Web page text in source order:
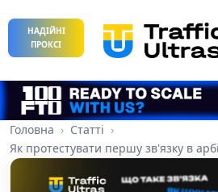
НАДІЙНІ
ПРОКСІ
Головна
Статті
Як протестувати першу зв'язку в